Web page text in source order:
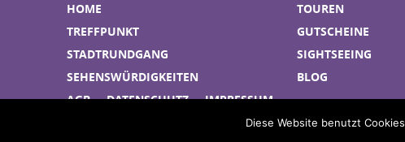
HOME
TOUREN
TREFFPUNKT
GUTSCHEINE
STADTRUNDGANG
SIGHTSEEING
SEHENSWÜRDIGKEITEN
BLOG
AGB
DATENSCHUTZ IMPRESSUM
Diese Website benutzt